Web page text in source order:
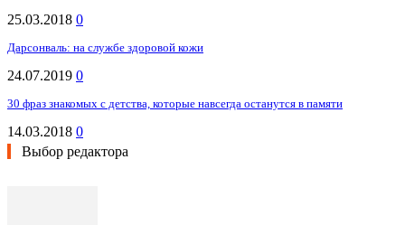
25.03.2018 0
Дарсонваль: на службе здоровой кожи
24.07.2019 0
30 фраз знакомых с детства, которые навсегда останутся в памяти
14.03.2018 0
Выбор редактора